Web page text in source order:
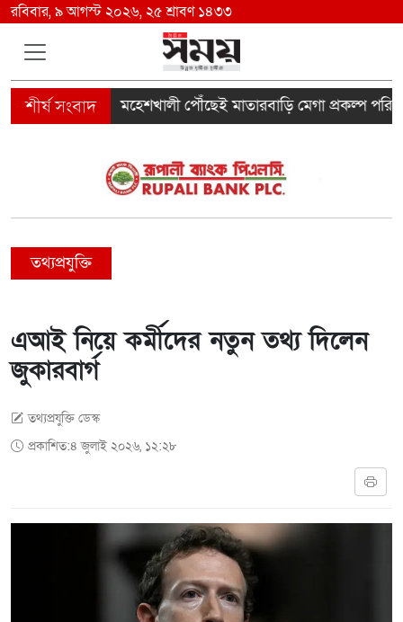
রবিবার, ৯ আগস্ট ২০২৬, ২৫ শ্রাবণ ১৪৩৩
মহেশখালী পৌঁছেই মাতারবাড়ি মেগা প্রকল্প পরিদর্শনে
তথ্যপ্রযুক্তি
এআই নিয়ে কর্মীদের নতুন তথ্য দিলেন
জুকারবার্গ
তথ্যপ্রযুক্তি ডেস্ক
প্রকাশিত:৪ জুলাই ২০২৬, ১২:২৮